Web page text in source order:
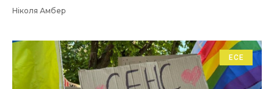
Ніколя Амбер
ЕСЕ